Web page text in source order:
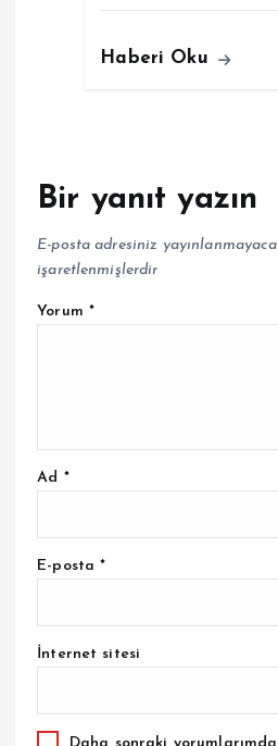
Haberi Oku
Bir yanıt yazın
E-posta adresiniz
işaretlenmişlerdir
Yorum *
Ad *
E-posta*
İnternet sitesi